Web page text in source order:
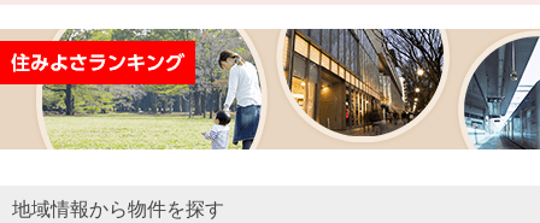
地域情報から物件を探す